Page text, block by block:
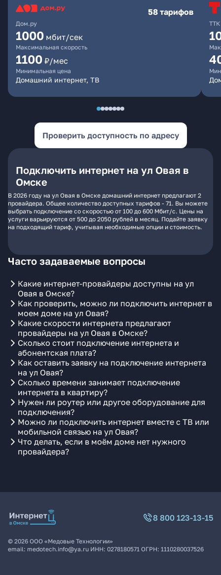
Дом.ру
58 тарифов
1000 мбит/сек
Максимальная скорость
1100 ₽/мес
Минимальная цена
Домашний интернет, ТВ
ТТК
Проверить доступность по адресу
Подключить интернет на ул Овая в
Омске
В 2026 году на ул Овая в Омске домашний интернет предлагают 2
провайдера. Общее количество доступных тарифов - 71. Вы можете
выбрать подключение со скоростью от 100 до 600 Мбит/с. Цены на
услуги варьируются от 500 до 2050 рублей в месяц. Подайте заявку
на подходящий тариф, учитывая необходимые опции и стоимость.
Часто задаваемые вопросы
Какие интернет-провайдеры доступны на ул
Овая в Омске?
Как проверить, можно ли подключить интернет в
моем доме на ул Овая?
Какие скорости интернета предлагают
провайдеры на ул Овая в Омске?
Сколько стоит подключение интернета и
абонентская плата?
Как оставить заявку на подключение интернета
на ул Овая?
Сколько времени занимает подключение
интернета в квартиру?
Нужен ли роутер или другое оборудование для
подключения?
Можно ли подключить интернет вместе с ТВ или
мобильной связью на ул Овая?
Что делать, если в моём доме нет нужного
провайдера?
8 800 123-13-15
© 2026 ООО «Медовые Технологии»
email: medotech.info@ya.ru ИНН: 0278180571 ОГРН: 1110280037526